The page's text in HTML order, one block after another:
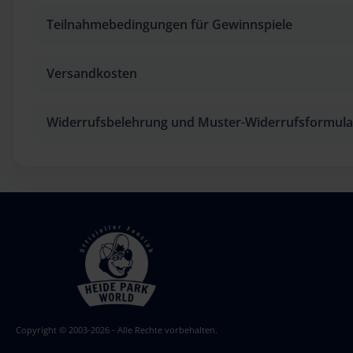
Teilnahmebedingungen für Gewinnspiele
Versandkosten
Widerrufsbelehrung und Muster-
Copyright © 2003-2026 - Alle Rechte vorbehalten.